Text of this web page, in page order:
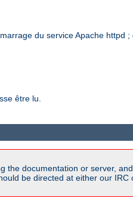
du service Apache httpd
être lu.
documentation or server,
be directed at either our